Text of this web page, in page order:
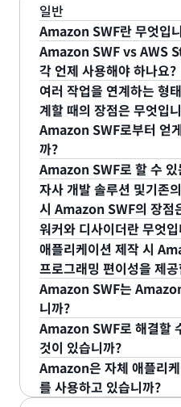
일반
Amazon SWF란 무엇입
Amazon Simple
SWF)는 분산 애플리케이
게 조정할 수 있도록 해주
Amazon SWF를 사용하
들어 미디어 프로세싱, 웹
비즈니스 프로세스 워크
에 대한 애플리케이션을
할 수 있습니다. 작업은
단계의 호출을 의미하며
사람의 활동 및 스크립트
다.
작업의 조정은 구체적으
성을 애플리케이션의 논리
것입니다. Amazon SWF
를 계속 진행할 작업의 조
습니다. 진행 상황을 추적
등 기본적으로 복잡한 작
Amazon SWF vs AWS
각 언제 사용해야 하나요?
AWS Step Functions는
여 분산 애플리케이션과
소를 손쉽게 조정할 수 있
스입니다. Decider 프로
으로 상태 시스템을 정의
애플리케이션에 Step
해야 합니다. Step
면 Amazon Simple
합니다. Amazon SWF는
한 완벽한 제어를 제공하
복잡성을 높입니다. 원하
Decider 프로그램을 작
를 통해 동기식 상호 작용
문을 사용할 수 있습니다
비스, Flow Framework,
SWF 고객에 대한 지원을
여러 작업을 연계하는 형
계할 때의 장점은 무엇입
Amazon SWF로부터 얻
까?
Amazon SWF에서 작업
단계 호출을 의미합니다.
워커는 Amazon SWF와
처리하고 그 결과를 반환
의 워커는 하나의 애플리
니다. 여러 프로그래밍 언
기존 구성 요소를 다시 사
수도 있습니다. 예를 들어
라이즈 애플리케이션, 레
립트로도 워커를 구현할
처리에 사용되는 워커의
애플리케이션 처리량을
Amazon SWF로 할 수 있
Amazon SWF를 사용하
때 분산된 구성 요소에서
결할 수 있습니다. 예를
동반된 AWS Flow
수행할 수 있습니다.
간단한 프로그래밍 구
션을 비동기 프로그램
래밍 구문은 원격으로
고 프로그램의 런타임
작업을 담고 있습니다.
자사 개발 솔루션 및기존
시 Amazon SWF의 장점
분산 환경에서 작업을 조
할 때 다양한 변수를 고려
단계에 있는 작업은 완료
실패하거나 제한 시간이
할 수도 있습니다. 작업
에 차이가 있는 경우가 많
고려하여 작업을 추적하
뿐만 아니라 획일적인 작
이션 및 작업을 확장할 때
워커와 디사이더란 무엇
Amazon SWF에서는 서
와 디사이더를 통해 애플
커는 Amazon SWF와 상
리하고 그 결과를 반환하
더는 여러 작업의 조정을
즉 작업의 실행 순서, 동
로직에 따라 제어합니다.
Amazon EC2와 같은 클
애플리케이션 제작 시
프로그래밍 편이성을 제
다른 AWS 서비스와 마
서비스 API의 핵심 SDK
Amazon SWF에서는
부르는 SDK도 제공하여
케이션을 빠르고 쉽게 개
Flow Framework는 작업
Amazon SWF는
니까?
Amazon SQS와
션 또는 마이크로서비스
Amazon Simple
Amazon SWF로 해결할
것이 있습니까?
Amazon SWF는 미디어
스 자동화, 데이터 분석,
Amazon은 자체 애플리
를 사용하고 있습니까?